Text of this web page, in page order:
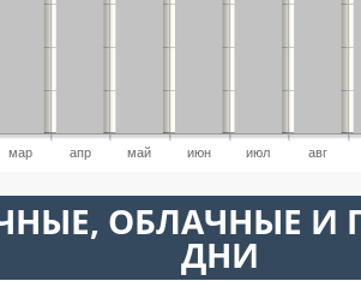
мар апр май июн июл авг
ОБЛАЧНЫЕ И
ДНИ